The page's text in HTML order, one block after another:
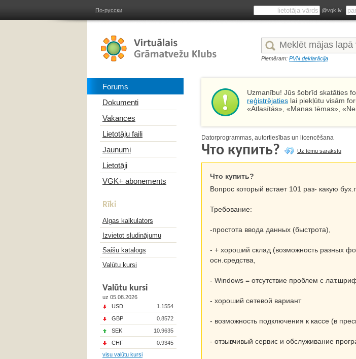
По-русски @vgk.lv
Piemēram: PVN deklarācija
Forums
Dokumenti
Vakances
Lietotāju faili
Jaunumi
Lietotāji
VGK+ abonements
Rīki
Algas kalkulators
Izvietot sludinājumu
Saišu katalogs
Valūtu kursi
Valūtu kursi
uz 05.08.2026
USD
1.1554
GBP
0.8572
SEK
10.9635
CHF
0.9345
visu valūtu kursi
Uzmanību! Jūs šobrīd skatāties
reģistrējaties lai piekļūtu visām
«Atlasītās», «Manas tēmas»,
Datorprogrammas, autortiesības un licencēšana
Что купить? Uz tēmu sarakstu
Что купить?
Вопрос который встает 101 раз- какую
Требование:
-простота ввода данных (быстрота),
- + хороший склад (возможность разных
осн.средства,
- Windows = отсутствие проблем с
- хороший сетевой вариант
- возможность подключения к кассе (в
- отзывчивый сервис и обслуживание